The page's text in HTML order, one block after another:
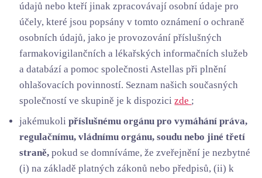
údajů nebo kteří jinak zpracovávají osobní údaje pro
účely, které jsou popsány v tomto oznámení o ochraně
osobních údajů, jako je provozování příslušných
farmakovigilančních a lékařských informačních služeb
a databází a pomoc společnosti Astellas při plnění
ohlašovacích povinností. Seznam našich současných
společností ve skupině je k dispozicizde ;
jakémukolipříslušnému orgánu pro vymáhání práva,
regulačnímu, vládnímu orgánu, soudu nebo jiné třetí
straně,pokud se domníváme, že zveřejnění je nezbytné
(i) na základě platných zákonů nebo předpisů, (ii) k